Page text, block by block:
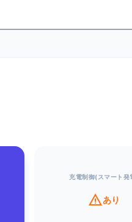
充電制御(スマート発
warningあり